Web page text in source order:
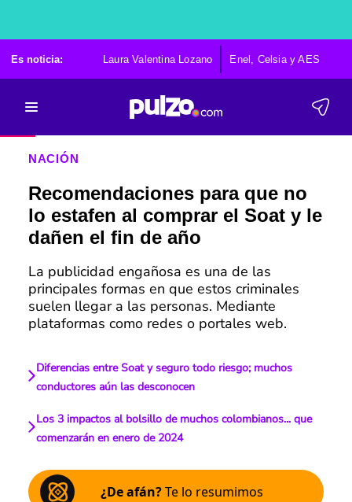
Es noticia: Laura Valentina Lozano Enel, Celsia y AES
NACIÓN
Recomendaciones para que no
lo estafen al comprar el Soat y le
dañen el fin de año
La publicidad engañosa es una de las
principales formas en que estos criminales
suelen llegar a las personas. Mediante
plataformas como redes o portales web.
Diferencias entre Soat y seguro todo riesgo; muchos
conductores aún las desconocen
Los 3 impactos al bolsillo de muchos colombianos... que
comenzarán en enero de 2024
¿De afán?Te lo resumimos